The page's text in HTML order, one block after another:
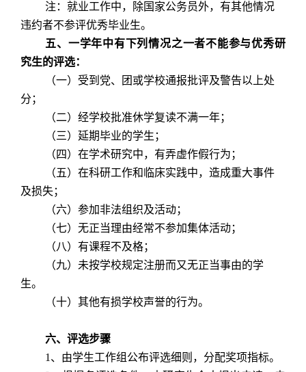
注：就业工作中，除国家公务员外，有其他情况
违约者不参评优秀毕业生。
五、一学年中有下列情况之一者不能参与优秀研
究生的评选：
（一）受到党、团或学校通报批评及警告以上处
分；
（二）经学校批准休学复读不满一年；
（三）延期毕业的学生；
（四）在学术研究中，有弄虚作假行为；
（五）在科研工作和临床实践中，造成重大事件
及损失；
（六）参加非法组织及活动；
（七）无正当理由经常不参加集体活动；
（八）有课程不及格；
（九）未按学校规定注册而又无正当事由的学
生。
（十）其他有损学校声誉的行为。
六、评选步骤
1、由学生工作组公布评选细则，分配奖项指标。